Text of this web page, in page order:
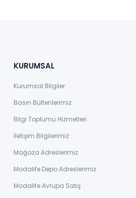
KURUMSAL
Kurumsal Bilgiler
Basın Bültenlerimiz
Bilgi Toplumu Hizmetleri
İletişim Bilgilerimiz
Mağaza Adreslerimiz
Modalife Depo Adreslerimiz
Modalife Avrupa Satış